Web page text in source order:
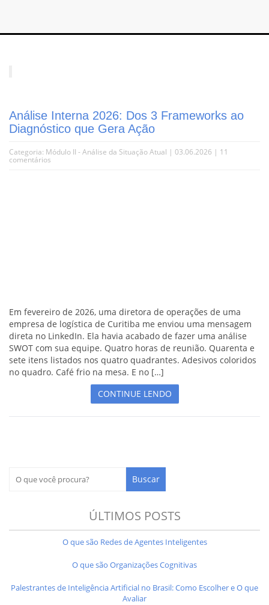
Análise Interna 2026: Dos 3 Frameworks ao
Diagnóstico que Gera Ação
Categoria: Módulo II - Análise da Situação Atual | 03.06.2026 | 11
comentários
Em fevereiro de 2026, uma diretora de operações de uma
empresa de logística de Curitiba me enviou uma mensagem
direta no LinkedIn. Ela havia acabado de fazer uma análise
SWOT com sua equipe. Quatro horas de reunião. Quarenta e
sete itens listados nos quatro quadrantes. Adesivos coloridos
no quadro. Café frio na mesa. E no […]
CONTINUE LENDO
ÚLTIMOS POSTS
O que são Redes de Agentes Inteligentes
O que são Organizações Cognitivas
Palestrantes de Inteligência Artificial no Brasil: Como Escolher e O que
Avaliar